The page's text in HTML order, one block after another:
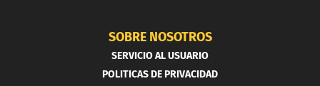
SOBRE NOSOTROS
SERVICIO AL USUARIO
POLITICAS DE PRIVACIDAD